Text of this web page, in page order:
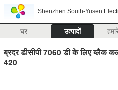
Shenzhen South-Yusen
घर उत्पादों
ब्रदर डीसीपी 7060 डी के लिए ब्लैक
420